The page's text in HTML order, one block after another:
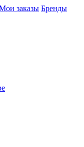
заказы Бренды